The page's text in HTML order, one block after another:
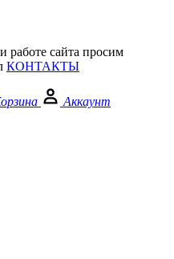
работе сайта просим
КОНТАКТЫ
Аккаунт